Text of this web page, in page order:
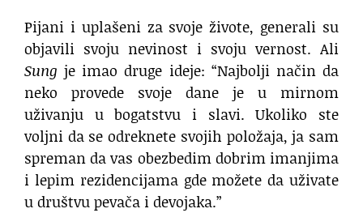
Pijani i uplašeni za svoje živote, generali su
objavili svoju nevinost i svoju vernost. Ali
Sung je imao druge ideje: “Najbolji način da
neko provede svoje dane je u mirnom
uživanju u bogatstvu i slavi. Ukoliko ste
voljni da se odreknete svojih položaja, ja sam
spreman da vas obezbedim dobrim imanjima
i lepim rezidencijama gde možete da uživate
u društvu pevača i devojaka.”